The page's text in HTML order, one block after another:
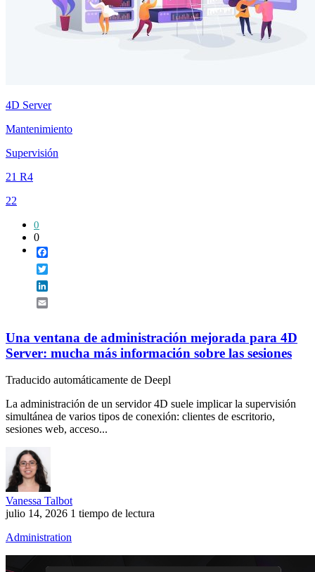
4D Server
Mantenimiento
Supervisión
21 R4
22
0
0
Una ventana de administración mejorada para 4D
Server: mucha más información sobre las sesiones
Traducido automáticamente de Deepl
La administración de un servidor 4D suele implicar la supervisión
simultánea de varios tipos de conexión: clientes de escritorio,
sesiones web, acceso...
Vanessa Talbot
julio 14, 2026 1 tiempo de lectura
Administration